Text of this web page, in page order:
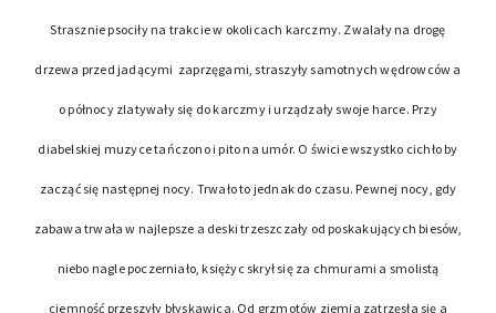
Strasznie psociły na trakcie w okolicach karczmy. Zwalały na drogę
drzewa przed jadącymi zaprzęgami, straszyły samotnych wędrowców a
o północy zlatywały się do karczmy i urządzały swoje harce. Przy
diabelskiej muzyce tańczono i pito na umór. O świcie wszystko cichło by
zacząć się następnej nocy. Trwało to jednak do czasu. Pewnej nocy, gdy
zabawa trwała w najlepsze a deski trzeszczały od poskakujących biesów,
niebo nagle poczerniało, księżyc skrył się za chmurami a smolistą
ciemność przeszyły błyskawica. Od grzmotów ziemia zatrzęsła się a